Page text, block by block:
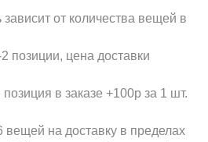
от количества вещей в
позиции, цена доставки
в заказе +100р за 1 шт.
вещей на доставку в пределах